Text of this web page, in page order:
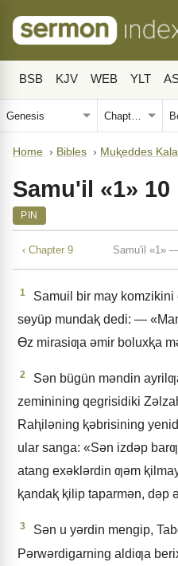
BSB KJV WEB YLT
Home › Bibles › Muⱪeddes
Samu'il «1» 10
PIN
‹ Chapter 9 Samu'il «1»
1
Samuil bir may
sɵyüp mundaⱪ dedi: —
Ɵz mirasiƣa ǝmir boluxⱪa
2
Sǝn bügün mǝndin
zeminining qegrisidiki
Raⱨilǝning ⱪǝbrisining
ular sanga: «Sǝn izdǝp
atang exǝklǝrdin ƣǝm
ⱪandaⱪ ⱪilip taparmǝn, dǝp
3
Sǝn u yǝrdin mengip,
Pǝrwǝrdigarning aldiƣa